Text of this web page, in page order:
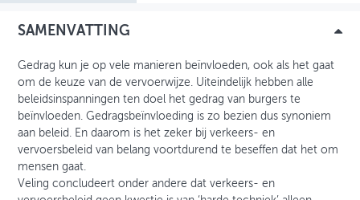
SAMENVATTING
Gedrag kun je op vele manieren beïnvloeden, ook als het gaat
om de keuze van de vervoerwijze. Uiteindelijk hebben alle
beleidsinspanningen ten doel het gedrag van burgers te
beïnvloeden. Gedragsbeïnvloeding is zo bezien dus synoniem
aan beleid. En daarom is het zeker bij verkeers- en
vervoersbeleid van belang voortdurend te beseffen dat het om
mensen gaat.
Veling concludeert onder andere dat verkeers- en